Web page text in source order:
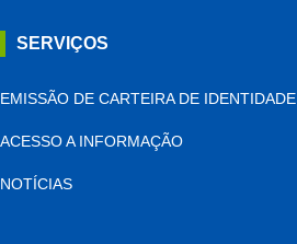
SERVIÇOS
EMISSÃO DE CARTEIRA DE IDENTIDADE
ACESSO A INFORMAÇÃO
NOTÍCIAS